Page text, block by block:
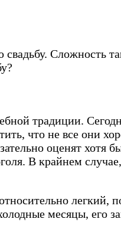
Сложность
традиции.
что не все они
оценят хотя
В крайнем
легкий,
месяцы, его